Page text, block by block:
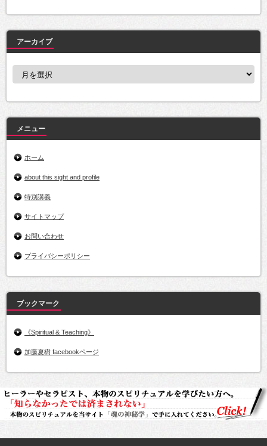
アーカイブ
ア
ブ
メニュー
ホーム
about this sight and profile
特別講義
サイトマップ
お問い合わせ
プライバシーポリシー
ブックマーク
《Spiritual & Teaching》
加藤夏樹 facebookページ